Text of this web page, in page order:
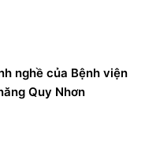
nghề của Bệnh viện
Quy Nhơn